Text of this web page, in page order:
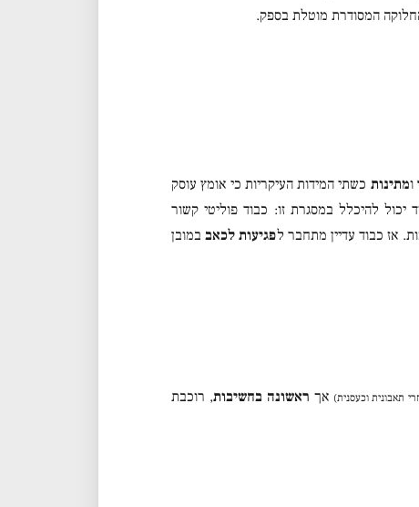
המסודרת מוטלת בספק.
ומתינות כשתי המידות העיקריות כי אומץ עוסק
יכול להיכלל במסגרת זו: כבוד פוליטי קשור
אז כבוד עדיין מתחבר לפגיעות לכאבבמובן
תאבונית וכעסנית) אך ראשונה בחשיבות, רוכבת